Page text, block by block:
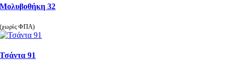
Μολυβοθήκη 32
(χωρίς ΦΠΑ)
Τσάντα 91